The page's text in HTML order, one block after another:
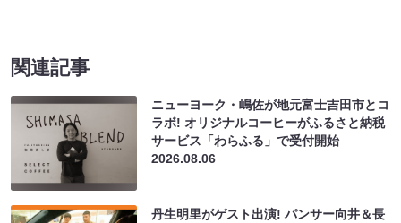
関連記事
ニューヨーク・嶋佐が地元富士吉田市とコ
ラボ! オリジナルコーヒーがふるさと納税
サービス「わらふる」で受付開始
2026.08.06
丹生明里がゲスト出演! パンサー向井＆長